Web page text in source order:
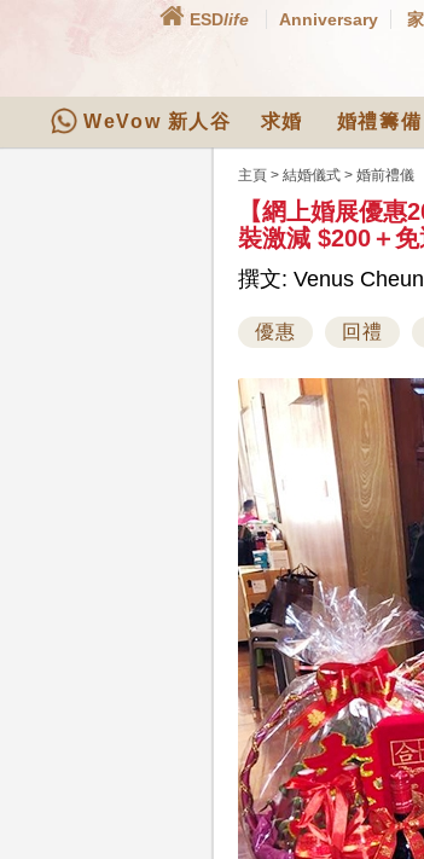
ESDlife Anniversary
WeVow 新人谷 求婚 婚禮籌備
主頁 > 結婚儀式 > 婚前禮儀
【網上婚展優
裝激減 $200＋免
撰文: Venus
優惠 回禮